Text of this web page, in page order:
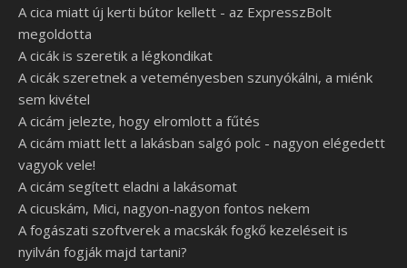
A cica miatt új kerti bútor kellett - az ExpresszBolt
megoldotta
A cicák is szeretik a légkondikat
A cicák szeretnek a veteményesben szunyókálni, a miénk
sem kivétel
A cicám jelezte, hogy elromlott a fűtés
A cicám miatt lett a lakásban salgó polc - nagyon elégedett
vagyok vele!
A cicám segített eladni a lakásomat
A cicuskám, Mici, nagyon-nagyon fontos nekem
A fogászati szoftverek a macskák fogkő kezeléseit is
nyilván fogják majd tartani?